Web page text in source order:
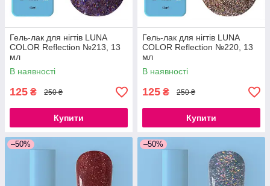
Гель-лак для нігтів LUNA
COLOR Reflection №213, 13
мл
В наявності
125 ₴ 250 ₴
Купити
Гель-лак для нігтів LUNA
COLOR Reflection №220, 13
мл
В наявності
125 ₴ 250 ₴
Купити
–50% –50%